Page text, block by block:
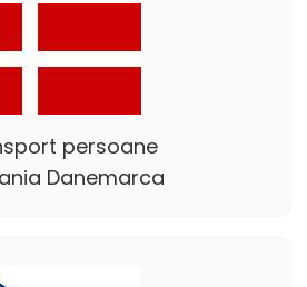
persoane
Danemarca